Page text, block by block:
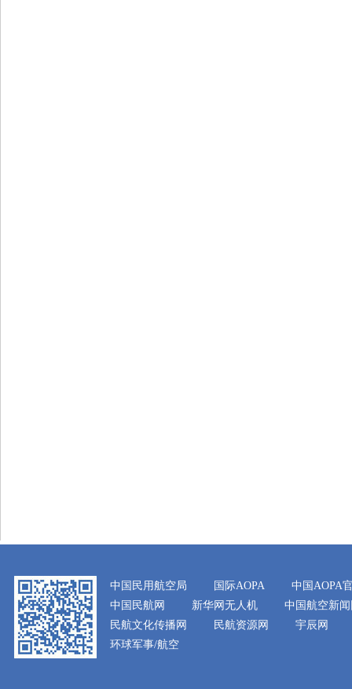
中国民用航空局 国际AOPA
中国AOPA
中国民航网
新华网无人机
中国航空新
民航文化传播网
民航资源网
宇辰网
环球军事/航空